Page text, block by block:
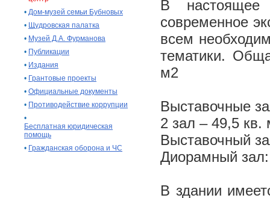
• Дом-музей семьи Бубновых
• Щудровская палатка
• Музей Д.А. Фурманова
• Публикации
• Издания
• Грантовые проекты
• Официальные документы
• Противодействие коррупции
•
Бесплатная юридическая
помощь
• Гражданская оборона и ЧС
В настоящее
современное
всем
тематики.
м2
Выставочные
2 зал – 49,5 кв.
Выставочный
Диорамный
В здании